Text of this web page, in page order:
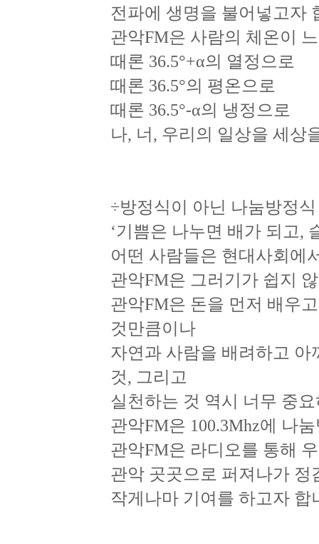
전파에 생명을 불어넣고자
관악FM은 사람의 체온이
때론 36.5°+α의 열정으로
때론 36.5°의 평온으로
때론 36.5°-α의 냉정으로
나, 너, 우리의 일상을 세상
÷방정식이 아닌 나눔방정식
‘기쁨은 나누면 배가 되고,
어떤 사람들은 현대사회에
관악FM은 그러기가 쉽지
관악FM은 돈을 먼저 배우
것만큼이나
자연과 사람을 배려하고 아
것, 그리고
실천하는 것 역시 너무 중
관악FM은 100.3Mhz에 나
관악FM은 라디오를 통해
관악 곳곳으로 퍼져나가
작게나마 기여를 하고자 합